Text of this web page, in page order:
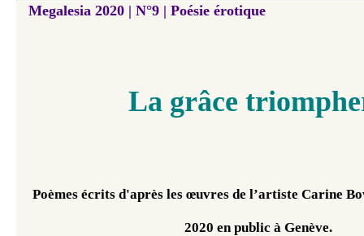
Megalesia 2020 | N°9 | Poésie érotique
La grâce
Poèmes écrits d'après les œuvres de l’artiste Carine
2020 en public à Genève.